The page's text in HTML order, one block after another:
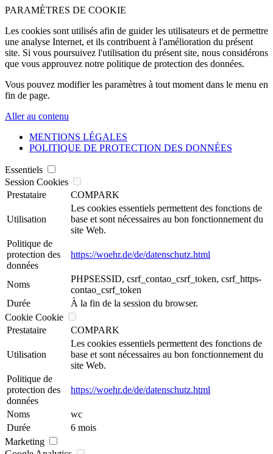
PARAMÈTRES DE COOKIE
Les cookies sont utilisés afin de guider les utilisateurs et de permettre
une analyse Internet, et ils contribuent à l'amélioration du présent
site. Si vous poursuivez l'utilisation du présent site, nous considérons
que vous approuvez notre politique de protection des données.
Vous pouvez modifier les paramètres à tout moment dans le menu en
fin de page.
Aller au contenu
MENTIONS LÉGALES
POLITIQUE DE PROTECTION DES DONNÉES
Essentiels
Session Cookies
Prestataire
COMPARK
Utilisation
Les cookies essentiels permettent des fonctions de
base et sont nécessaires au bon fonctionnement du
site Web.
Politique de
protection des
données
https://woehr.de/de/datenschutz.html
Noms
PHPSESSID, csrf_contao_csrf_token, csrf_https-
contao_csrf_token
Durée
À la fin de la session du browser.
Cookie Cookie
Prestataire
COMPARK
Utilisation
Les cookies essentiels permettent des fonctions de
base et sont nécessaires au bon fonctionnement du
site Web.
Politique de
protection des
données
https://woehr.de/de/datenschutz.html
Noms
wc
Durée
6 mois
Marketing